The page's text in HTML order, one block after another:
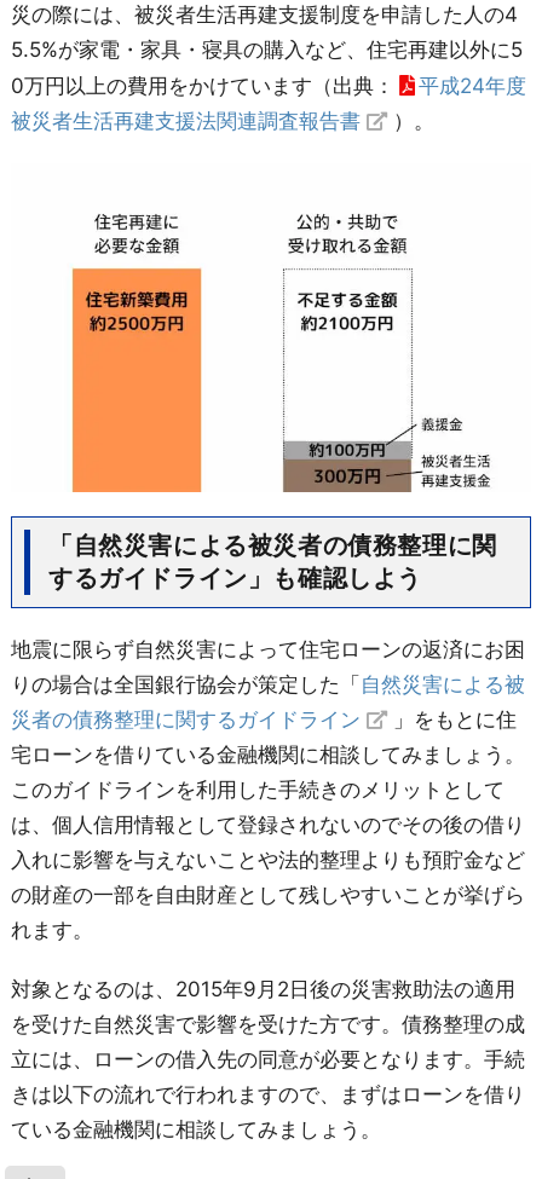
災の際には、被災者生活再建支援制度を申請した人の4
5.5%が家電・家具・寝具の購入など、住宅再建以外に5
0万円以上の費用をかけています（出典：
平成24年度
被災者生活再建支援法関連調査報告書
）。
「自然災害による被災者の債務整理に関
するガイドライン」も確認しよう
地震に限らず自然災害によって住宅ローンの返済にお困
りの場合は全国銀行協会が策定した「自然災害による被
災者の債務整理に関するガイドライン
」をもとに住
宅ローンを借りている金融機関に相談してみましょう。
このガイドラインを利用した手続きのメリットとして
は、個人信用情報として登録されないのでその後の借り
入れに影響を与えないことや法的整理よりも預貯金など
の財産の一部を自由財産として残しやすいことが挙げら
れます。
対象となるのは、2015年9月2日後の災害救助法の適用
を受けた自然災害で影響を受けた方です。債務整理の成
立には、ローンの借入先の同意が必要となります。手続
きは以下の流れで行われますので、まずはローンを借り
ている金融機関に相談してみましょう。